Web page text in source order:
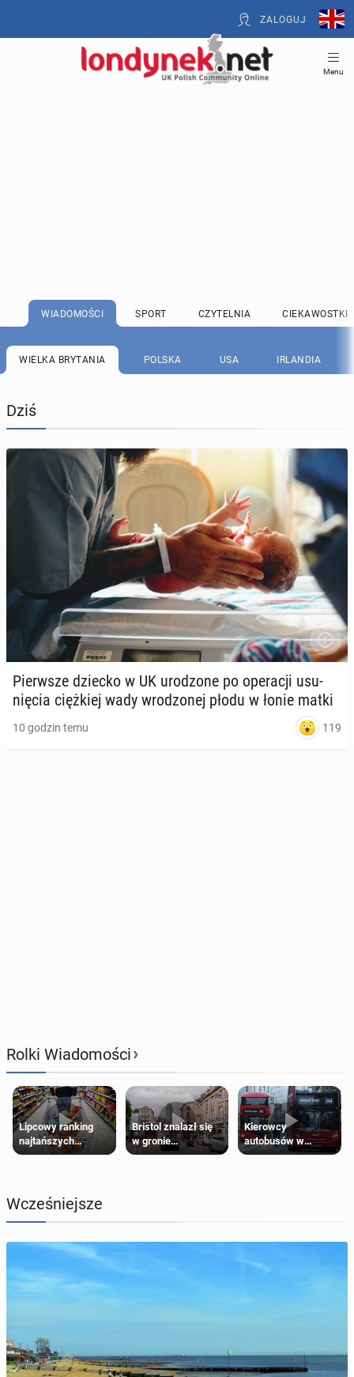
ZALOGUJ
Menu
WIADOMOŚCI SPORT CZYTELNIA CIEKAWOSTKI
WIELKA BRYTANIA POLSKA USA IRLANDIA
Dziś
Pierw­sze dziecko w UK uro­dzo­ne po ope­ra­cji usu­
nię­cia cięż­kiej wady wro­dzo­nej płodu w łonie matki
10 godzin temu 119
Rolki Wiadomości›
Lipcowy ranking
najtańszych
supermarketów
Bristol znalazł się
w gronie
najlepszych
Kierowcy
autobusów w
Londynie
Wcześniejsze